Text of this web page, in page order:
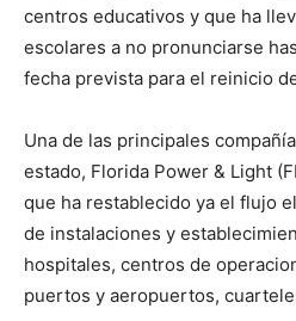
centros educativos y que ha
escolares a no pronunciarse
fecha prevista para el reinicio
Una de las principales
estado, Florida Power & Light
que ha restablecido ya el flujo
de instalaciones y
hospitales, centros de
puertos y aeropuertos,